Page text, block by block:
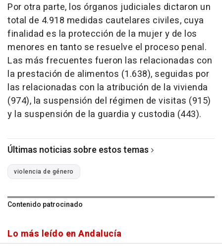
Por otra parte, los órganos judiciales dictaron un
total de 4.918 medidas cautelares civiles, cuya
finalidad es la protección de la mujer y de los
menores en tanto se resuelve el proceso penal.
Las más frecuentes fueron las relacionadas con
la prestación de alimentos (1.638), seguidas por
las relacionadas con la atribución de la vivienda
(974), la suspensión del régimen de visitas (915)
y la suspensión de la guardia y custodia (443).
Últimas noticias sobre estos temas
violencia de género
Contenido patrocinado
Lo más leído en Andalucía